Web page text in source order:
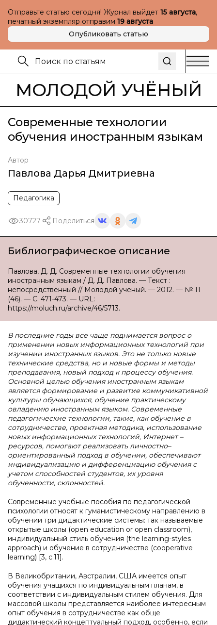
Отправьте статью сегодня! Журнал выйдет 15 августа,
печатный экземпляр отправим 19 августа
Опубликовать статью
МОЛОДОЙ УЧЁНЫЙ
Современные технологии
обучения иностранным языкам
Автор
Павлова Дарья Дмитриевна
Педагогика
30727 Поделиться
Библиографическое описание
Павлова, Д. Д. Современные технологии обучения
иностранным языкам / Д. Д. Павлова. — Текст :
непосредственный // Молодой ученый. — 2012. — № 11
(46). — С. 471-473. — URL:
https://moluch.ru/archive/46/5713.
В последние годы все чаще поднимается вопрос о
применении новых информационных технологий при
изучении иностранных языков. Это не только новые
технические средства, но и новые формы и методы
преподавания, новый подход к процессу обучения.
Основной целью обучения иностранным языкам
является формирование и развитие коммуникативной
культуры обучающихся, обучение практическому
овладению иностранным языком. Современные
педагогические технологии, такие, как обучение в
сотрудничестве, проектная методика, использование
новых информационных технологий, Интернет –
ресурсов, помогают реализовать личностно–
ориентированный подход в обучении, обеспечивают
индивидуализацию и дифференциацию обучения с
учетом способностей студентов, их уровня
обученности, склонностей.
Современные учебные пособия по педагогической
психологии относят к гуманистическому направлению в
обучении три дидактические системы: так называемые
открытые школы (open education or open classroom),
индивидуальный стиль обучения (the learning-styles
approach) и обучение в сотрудничестве (cooperative
learning) [3, c.11].
В Великобритании, Австралии, США имеется опыт
обучения учащихся по индивидуальным планам, в
соответствии с индивидуальным стилем обучения. Для
массовой школы представляется наиболее интересным
опыт обучения в сотрудничестве как обще
дидактический концептуальный подход, особенно, если